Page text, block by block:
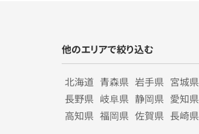
他のエリアで絞り込む
北海道 青森県 岩手県 宮城県
長野県 岐阜県 静岡県 愛知県
高知県 福岡県 佐賀県 長崎県